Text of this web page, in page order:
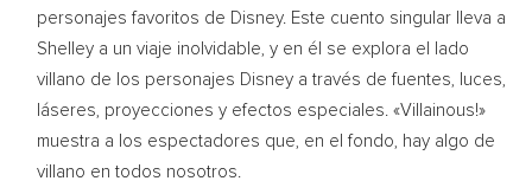
personajes favoritos de Disney. Este cuento singular lleva a
Shelley a un viaje inolvidable, y en él se explora el lado
villano de los personajes Disney a través de fuentes, luces,
láseres, proyecciones y efectos especiales. «Villainous!»
muestra a los espectadores que, en el fondo, hay algo de
villano en todos nosotros.